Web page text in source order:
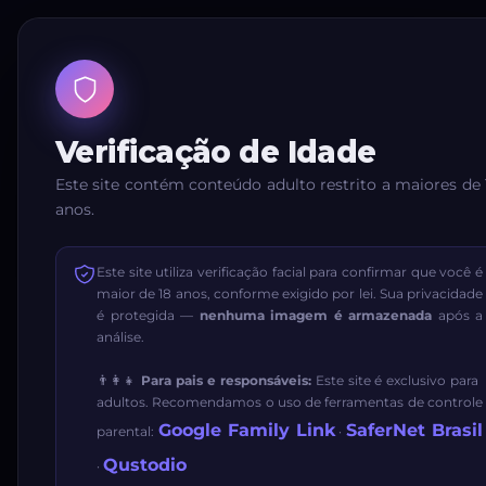
Verificação de Idade
Este site contém conteúdo adulto restrito a maiores de
anos.
Este site utiliza verificação facial para confirmar que você é
maior de 18 anos, conforme exigido por lei. Sua privacidade
é protegida — nenhuma imagem é armazenada após a
análise.
👨‍👩‍👧 Para pais e responsáveis:Este site é exclusivo para
adultos. Recomendamos o uso de ferramentas de controle
parental: Google Family Link·SaferNet Brasil
· Qustodio